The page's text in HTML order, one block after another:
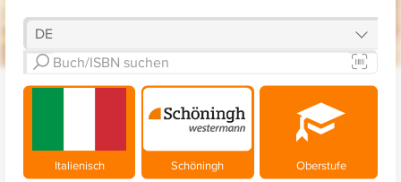
Italienisch Schöningh Oberstufe